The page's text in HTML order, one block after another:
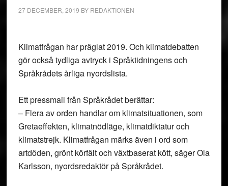
27 DECEMBER, 2019 BY REDAKTIONEN
Klimatfrågan har präglat 2019. Och klimatdebatten
gör också tydliga avtryck i Språktidningens och
Språkrådets årliga nyordslista.
Ett pressmail från Språkrådet berättar:
– Flera av orden handlar om klimatsituationen, som
Gretaeffekten, klimatnödläge, klimatdiktatur och
klimatstrejk. Klimatfrågan märks även i ord som
artdöden, grönt körfält och växtbaserat kött, säger Ola
Karlsson, nyordsredaktör på Språkrådet.